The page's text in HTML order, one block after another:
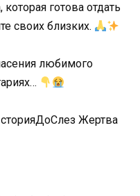
готова отдать
своих близких.
любимого
Жертва